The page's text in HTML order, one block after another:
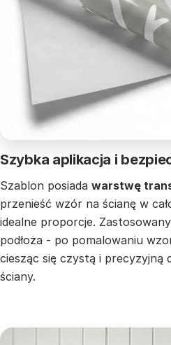
Szybka aplikacja i
Szablon posiada warstwę
przenieść wzór na ścianę w
idealne proporcje.
podłoża - po pomalowaniu
ciesząc się czystą i precyzyjną
ściany.